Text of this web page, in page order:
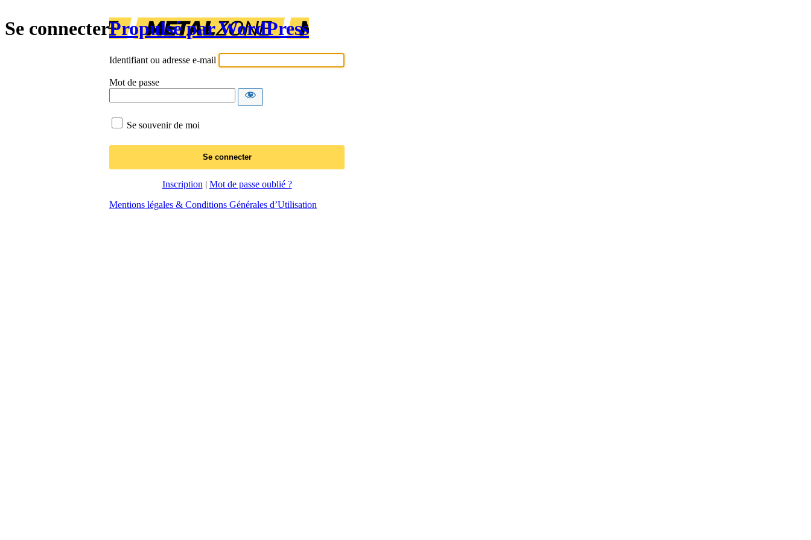
Se connecterPropulsé par WordPress
Identifiant ou adresse e-mail
Mot de passe
Se souvenir de moi
Inscription | Mot de passe oublié ?
Mentions légales & Conditions Générales d’Utilisation